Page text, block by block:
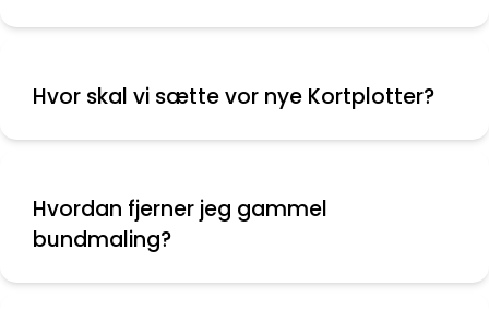
Hvor skal vi sætte vor nye Kortplotter?
Hvordan fjerner jeg gammel
bundmaling?